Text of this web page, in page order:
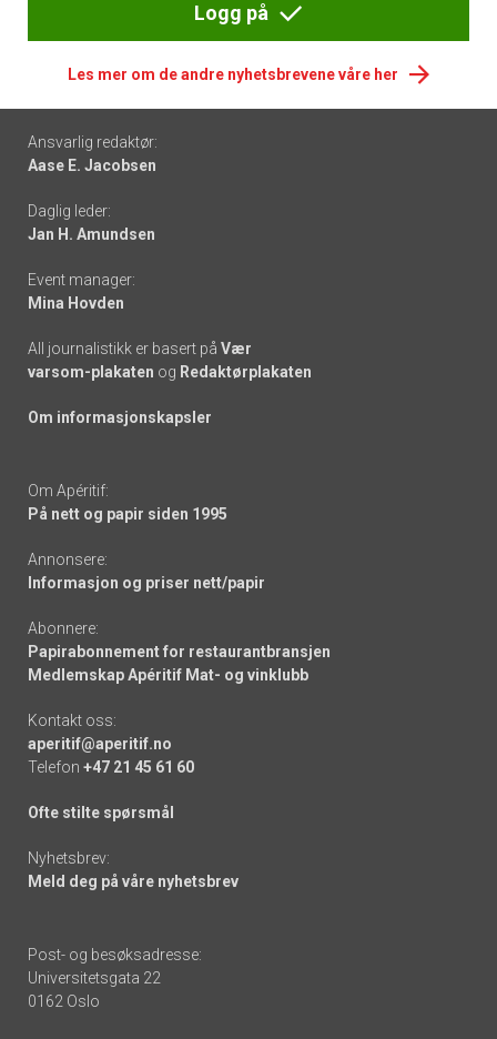
Logg på
Les mer om de andre nyhetsbrevene våre her
Footer
-
links
Ansvarlig redaktør:
Aase E. Jacobsen
Daglig leder:
Jan H. Amundsen
Event manager:
Mina Hovden
All journalistikk er basert på Vær
varsom-plakaten og Redaktørplakaten
Om informasjonskapsler
Om Apéritif:
På nett og papir siden 1995
Annonsere:
Informasjon og priser nett/papir
Abonnere:
Papirabonnement for restaurantbransjen
Medlemskap Apéritif Mat- og vinklubb
Kontakt oss:
aperitif@aperitif.no
Telefon +47 21 45 61 60
Ofte stilte spørsmål
Nyhetsbrev:
Meld deg på våre nyhetsbrev
Post- og besøksadresse:
Universitetsgata 22
0162 Oslo